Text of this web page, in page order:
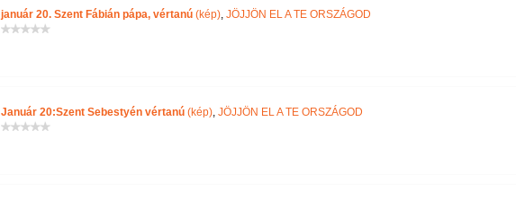
január 20. Szent Fábián pápa, vértanú(kép), JÖJJÖN EL A TE ORSZÁGOD
Január 20:Szent Sebestyén vértanú(kép), JÖJJÖN EL A TE ORSZÁGOD